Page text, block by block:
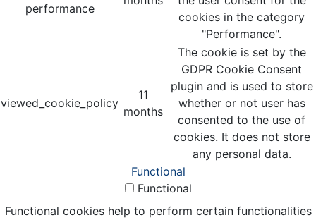
performance
cookies in the category
"Performance".
viewed_cookie_policy
11
months
The cookie is set by the
GDPR Cookie Consent
plugin and is used to store
whether or not user has
consented to the use of
cookies. It does not store
any personal data.
Functional
Functional
Functional cookies help to perform certain functionalities